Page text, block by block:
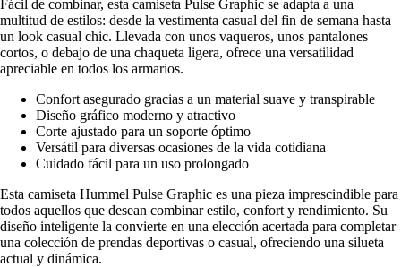
Fácil de combinar, esta camiseta Pulse Graphic se adapta a una
multitud de estilos: desde la vestimenta casual del fin de semana hasta
un look casual chic. Llevada con unos vaqueros, unos pantalones
cortos, o debajo de una chaqueta ligera, ofrece una versatilidad
apreciable en todos los armarios.
Confort asegurado gracias a un material suave y transpirable
Diseño gráfico moderno y atractivo
Corte ajustado para un soporte óptimo
Versátil para diversas ocasiones de la vida cotidiana
Cuidado fácil para un uso prolongado
Esta camiseta Hummel Pulse Graphic es una pieza imprescindible para
todos aquellos que desean combinar estilo, confort y rendimiento. Su
diseño inteligente la convierte en una elección acertada para completar
una colección de prendas deportivas o casual, ofreciendo una silueta
actual y dinámica.